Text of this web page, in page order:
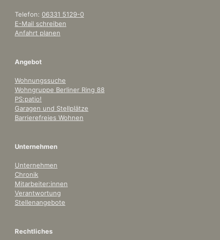
Telefon: 06331 5129-0
E-Mail schreiben
Anfahrt planen
Angebot
Wohnungssuche
Wohngruppe Berliner Ring 88
PS:patio!
Garagen und Stellplätze
Barrierefreies Wohnen
Unternehmen
Unternehmen
Chronik
Mitarbeiter:innen
Verantwortung
Stellenangebote
Rechtliches